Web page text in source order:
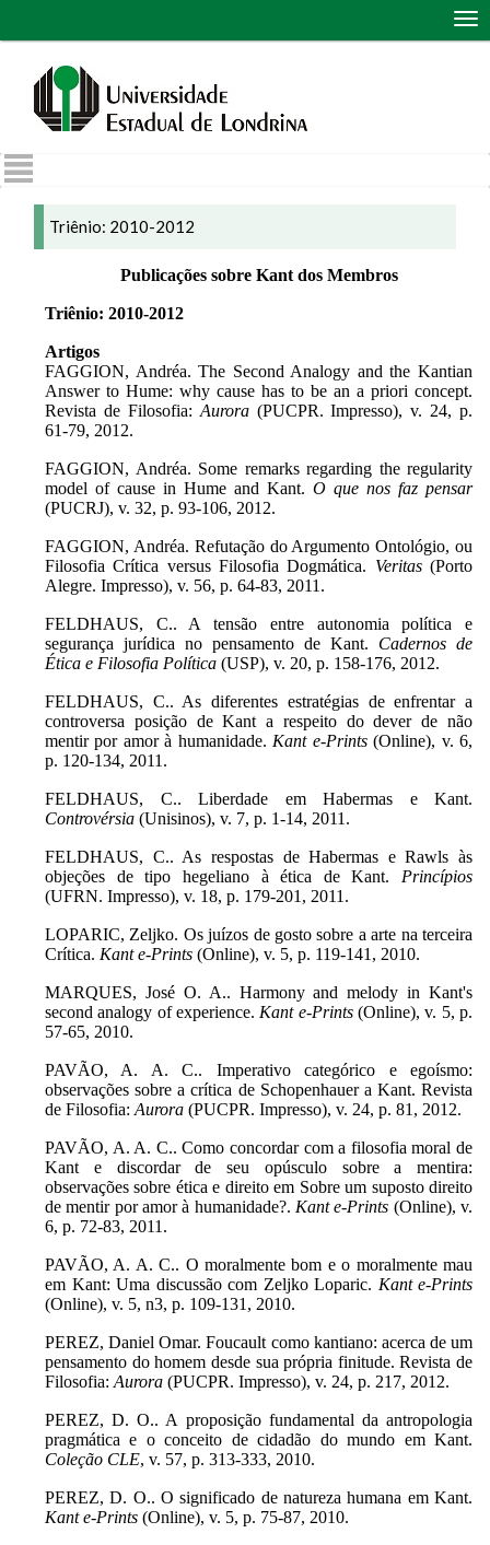
Triênio: 2010-2012
Publicações sobre Kant dos Membros
Triênio: 2010-2012
Artigos
FAGGION, Andréa. The Second Analogy and the Kantian
Answer to Hume: why cause has to be an a priori concept.
Revista de Filosofia: Aurora(PUCPR. Impresso), v. 24, p.
61-79, 2012.
FAGGION, Andréa. Some remarks regarding the regularity
model of cause in Hume and Kant. O que nos faz pensar
(PUCRJ), v. 32, p. 93-106, 2012.
FAGGION, Andréa. Refutação do Argumento Ontológio, ou
Filosofia Crítica versus Filosofia Dogmática. Veritas(Porto
Alegre. Impresso), v. 56, p. 64-83, 2011.
FELDHAUS, C.. A tensão entre autonomia política e
segurança jurídica no pensamento de Kant. Cadernos de
Ética e Filosofia Política (USP), v. 20, p. 158-176, 2012.
FELDHAUS, C.. As diferentes estratégias de enfrentar a
controversa posição de Kant a respeito do dever de não
mentir por amor à humanidade. Kant e-Prints(Online), v. 6,
p. 120-134, 2011.
FELDHAUS, C.. Liberdade em Habermas e Kant.
Controvérsia (Unisinos), v. 7, p. 1-14, 2011.
FELDHAUS, C.. As respostas de Habermas e Rawls às
objeções de tipo hegeliano à ética de Kant. Princípios
(UFRN. Impresso), v. 18, p. 179-201, 2011.
LOPARIC, Zeljko. Os juízos de gosto sobre a arte na terceira
Crítica. Kant e-Prints (Online), v. 5, p. 119-141, 2010.
MARQUES, José O. A.. Harmony and melody in Kant's
second analogy of experience. Kant e-Prints(Online), v. 5, p.
57-65, 2010.
PAVÃO, A. A. C.. Imperativo categórico e egoísmo:
observações sobre a crítica de Schopenhauer a Kant. Revista
de Filosofia: Aurora (PUCPR. Impresso), v. 24, p. 81, 2012.
PAVÃO, A. A. C.. Como concordar com a filosofia moral de
Kant e discordar de seu opúsculo sobre a mentira:
observações sobre ética e direito em Sobre um suposto direito
de mentir por amor à humanidade?. Kant e-Prints (Online), v.
6, p. 72-83, 2011.
PAVÃO, A. A. C.. O moralmente bom e o moralmente mau
em Kant: Uma discussão com Zeljko Loparic. Kant e-Prints
(Online), v. 5, n3, p. 109-131, 2010.
PEREZ, Daniel Omar. Foucault como kantiano: acerca de um
pensamento do homem desde sua própria finitude. Revista de
Filosofia: Aurora (PUCPR. Impresso), v. 24, p. 217, 2012.
PEREZ, D. O.. A proposição fundamental da antropologia
pragmática e o conceito de cidadão do mundo em Kant.
Coleção CLE, v. 57, p. 313-333, 2010.
PEREZ, D. O.. O significado de natureza humana em Kant.
Kant e-Prints (Online), v. 5, p. 75-87, 2010.